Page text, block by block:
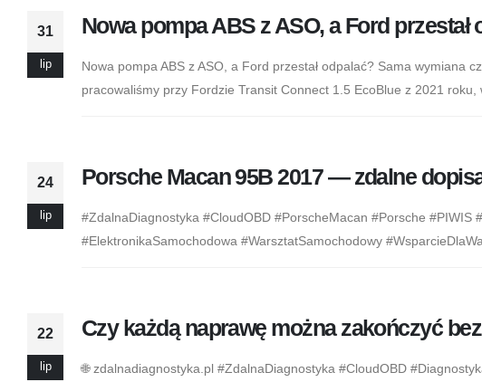
31
lip
Nowa pompa ABS z ASO, a Ford
Nowa pompa ABS z ASO, a Ford przestał odpalać? Sama wymiana
pracowaliśmy przy Fordzie Transit Connect 1.5 EcoBlue z 2021
24
lip
Porsche Macan 95B 2017 — zdalne
#ZdalnaDiagnostyka #CloudOBD #PorscheMacan #Porsche
#ElektronikaSamochodowa #WarsztatSamochodowy
22
lip
Czy każdą naprawę można zakończyć
🌐 zdalnadiagnostyka.pl #ZdalnaDiagnostyka #CloudOBD